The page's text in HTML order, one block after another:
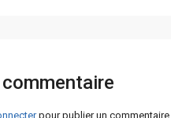
pour publier un commentaire.